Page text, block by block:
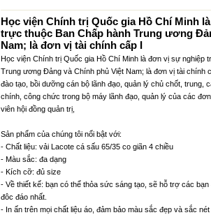
Học viện Chính trị Quốc gia Hồ Chí Minh
trực thuộc Ban Chấp hành Trung ương
Nam; là đơn vị tài chính cấp I
Học viện Chính trị Quốc gia Hồ Chí Minh là đơn vị sự nghiệp
Trung ương Đảng và Chính phủ Việt Nam; là đơn vị tài chính
đào tạo, bồi dưỡng cán bộ lãnh đạo, quản lý chủ chốt, trung,
chính, công chức trong bộ máy lãnh đạo, quản lý của các
viên hội đồng quản trị,
Sản phẩm của chúng tôi nổi bật với:
- Chất liệu: vải Lacote cá sấu 65/35 co giãn 4 chiều
- Màu sắc: đa dạng
- Kích cỡ: đủ size
- Về thiết kế: bạn có thể thỏa sức sáng tạo, sẽ hỗ trợ các
đôc đáo nhất.
- In ấn trên mọi chất liệu áo, đảm bảo màu sắc đẹp và sắc nét